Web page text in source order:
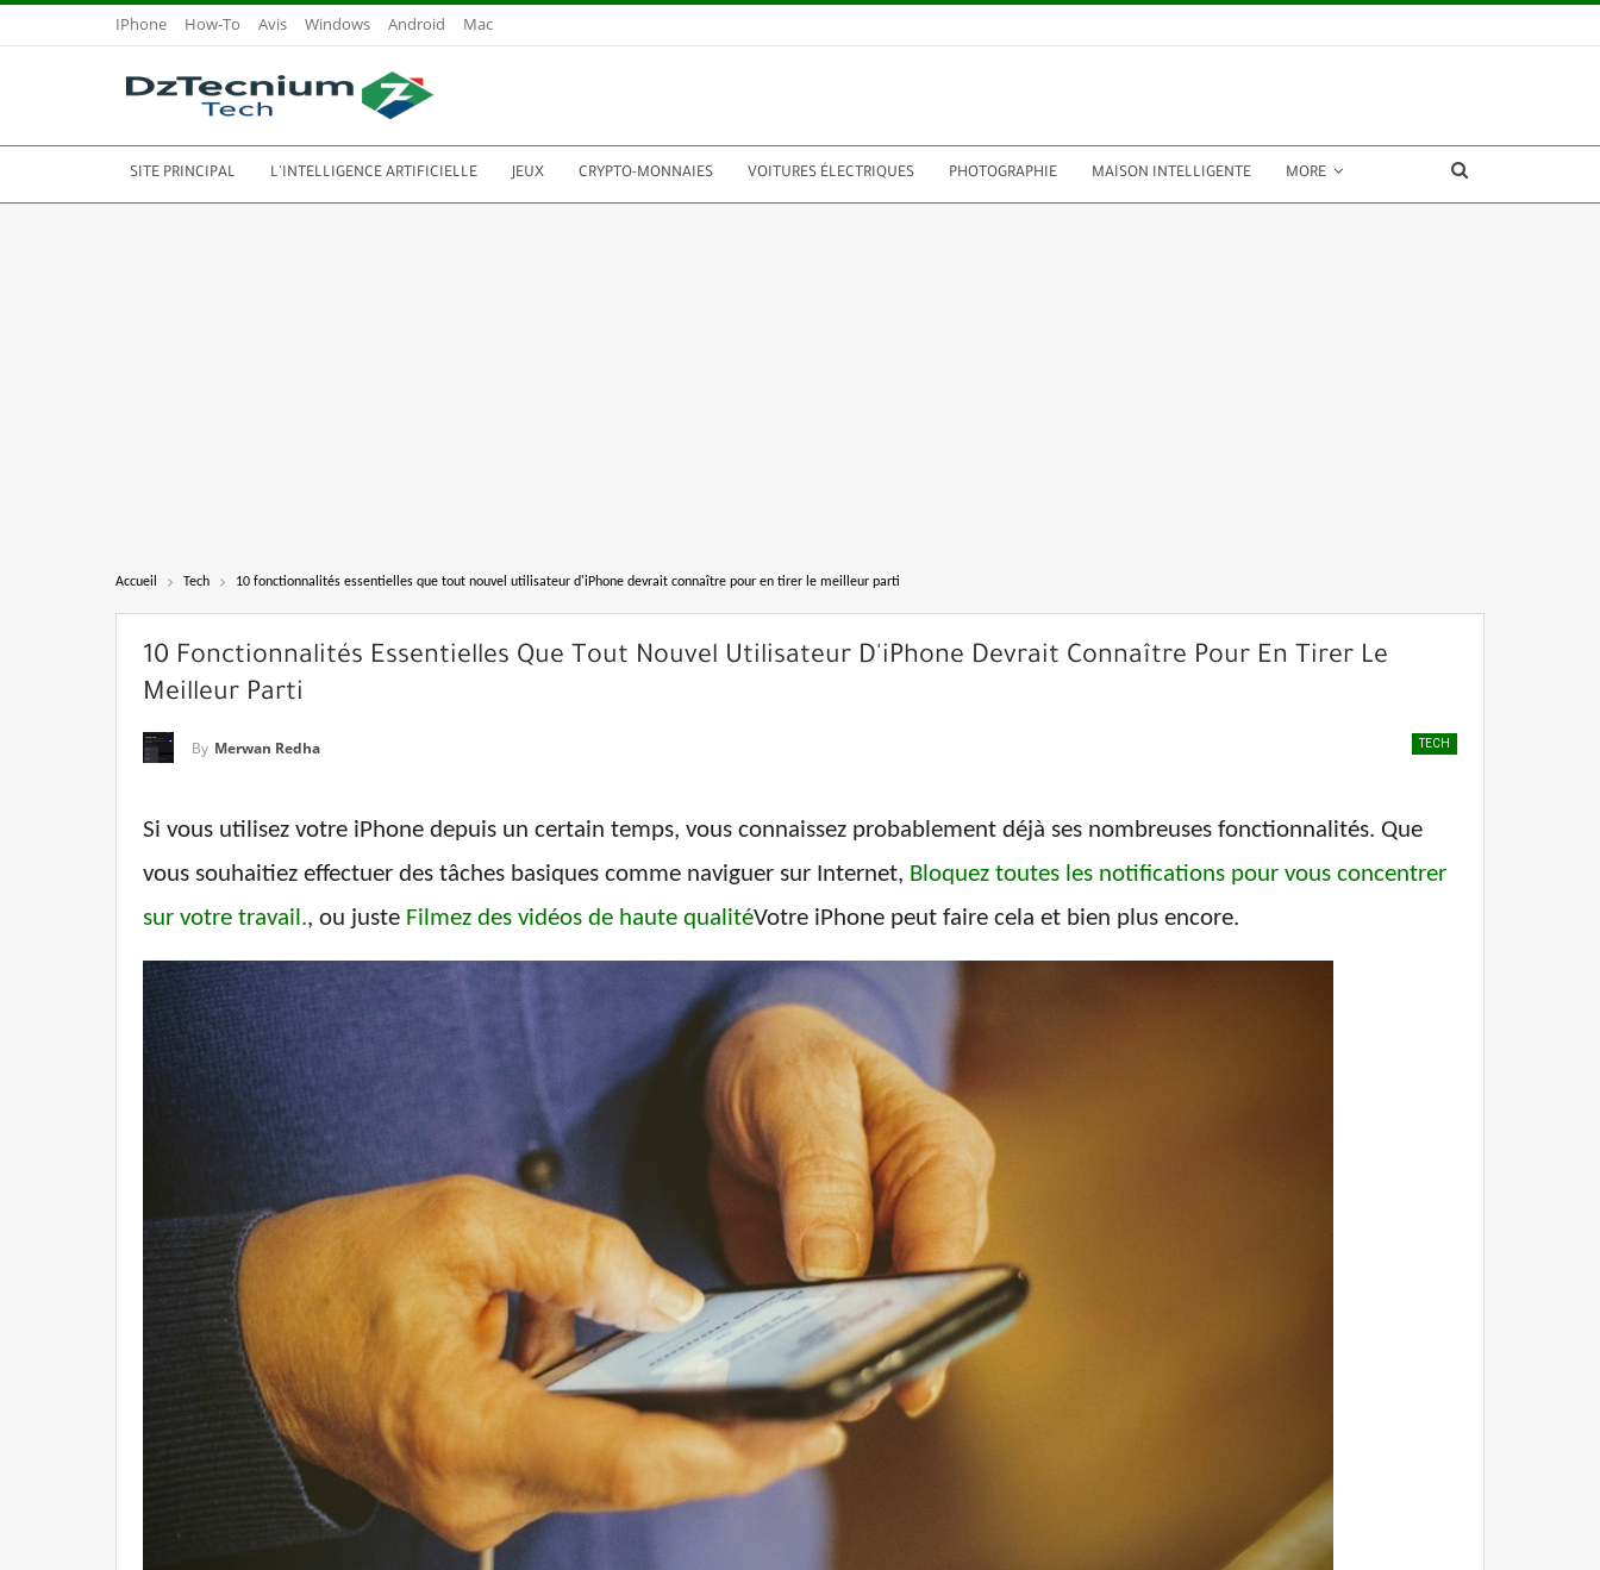
IPhone How-To Avis Windows Android Mac
SITE PRINCIPAL L'INTELLIGENCE ARTIFICIELLE JEUX CRYPTO-MONNAIES VOITURES ÉLECTRIQUES PHOTOGRAPHIE MAISON INTELLIGENTE MORE
Accueil Tech 10 fonctionnalités essentielles que tout nouvel utilisateur d'iPhone devrait connaître pour en tirer le meilleur parti
10 Fonctionnalités Essentielles Que Tout Nouvel Utilisateur D'iPhone Devrait Connaître Pour En Tirer Le
Meilleur Parti
TECH
By Merwan Redha
Si vous utilisez votre iPhone depuis un certain temps, vous connaissez probablement déjà ses nombreuses fonctionnalités. Que
vous souhaitiez effectuer des tâches basiques comme naviguer sur Internet, Bloquez toutes les notifications pour vous concentrer
sur votre travail., ou juste Filmez des vidéos de haute qualitéVotre iPhone peut faire cela et bien plus encore.